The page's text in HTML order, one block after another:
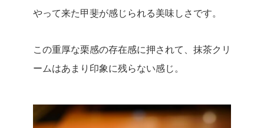
やって来た甲斐が感じられる美味しさです。
この重厚な栗感の存在感に押されて、抹茶クリ
ームはあまり印象に残らない感じ。